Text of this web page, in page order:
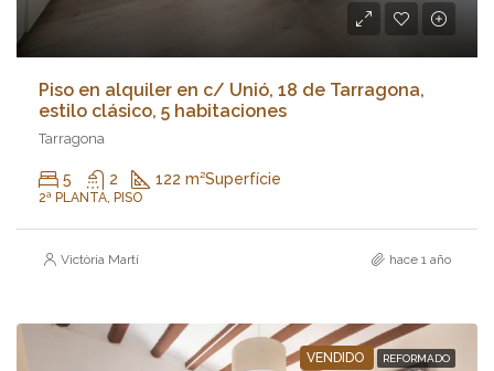
Piso en alquiler en c/ Unió, 18 de Tarragona,
estilo clásico, 5 habitaciones
Tarragona
5 2 122 m²Superfície
2ª PLANTA, PISO
Victòria Martí hace 1 año
VENDIDO REFORMADO